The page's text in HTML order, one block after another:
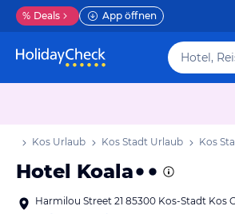
% Deals App öffnen
Kos Urlaub Kos Stadt Urlaub Kos
Hotel Koala
Harmilou Street 21 85300 Kos-Stadt Kos